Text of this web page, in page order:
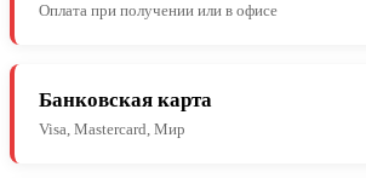
Оплата при получении или в офисе
Банковская карта
Visa, Mastercard, Мир